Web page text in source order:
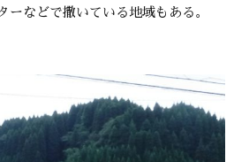
ーなどで撒いている地域もある。